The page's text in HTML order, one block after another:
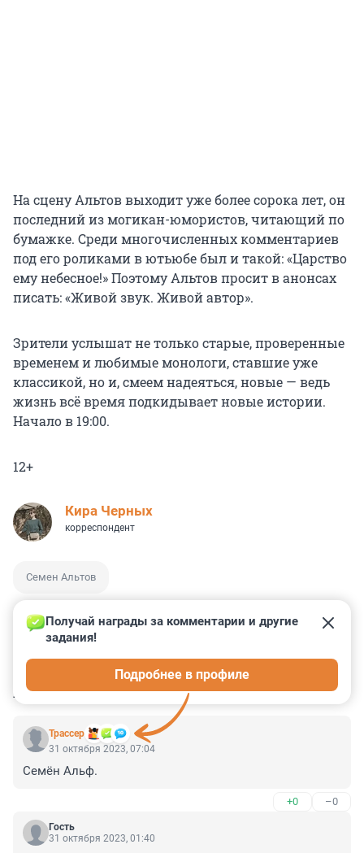
На сцену Альтов выходит уже более сорока лет, он
последний из могикан-юмористов, читающий по
бумажке. Среди многочисленных комментариев
под его роликами в ютьюбе был и такой: «Царство
ему небесное!» Поэтому Альтов просит в анонсах
писать: «Живой звук. Живой автор».
Зрители услышат не только старые, проверенные
временем и любимые монологи, ставшие уже
классикой, но и, смеем надеяться, новые — ведь
жизнь всё время подкидывает новые истории.
Начало в 19:00.
12+
Кира Черных
корреспондент
Семен Альтов
КОММЕНТАРИИ 3
Трассер
Получай награды за комментарии и другие
задания!
Подробнее в профиле
31 октября 2023, 07:04
Семён Альф.
+0 –0
Гость
31 октября 2023, 01:40